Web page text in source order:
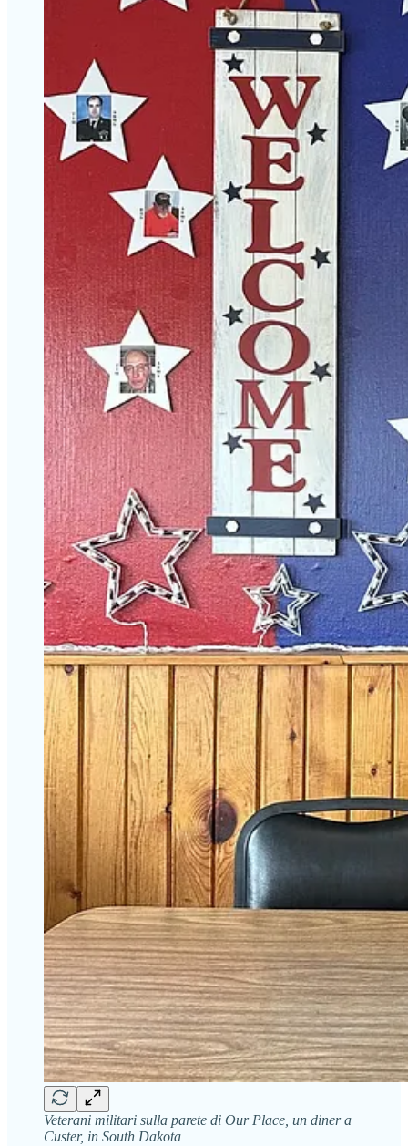
Veterani militari sulla parete di Our Place, un diner a
Custer, in South Dakota